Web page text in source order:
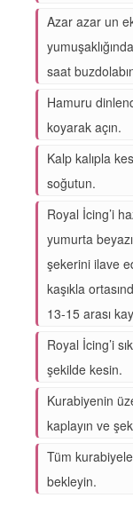
Azar azar un
saat
Hamuru
koyarak açın.
Kalp kalıpla
soğutun.
Royal İcing’i
yumurta
şekerini ilave
kaşıkla
13-15 arası
Royal İcing’i
şekilde kesin.
Kurabiyenin
kaplayın ve
Tüm
bekleyin.